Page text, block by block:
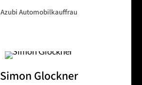
Azubi Automobilkauffrau
Simon Glockner